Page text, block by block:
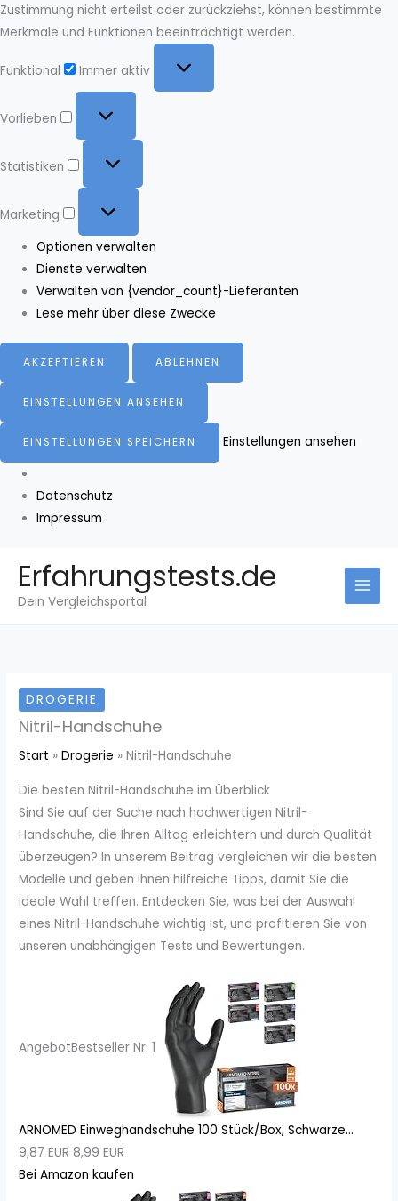
Zustimmung nicht erteilst oder zurückziehst, können bestimmte
Merkmale und Funktionen beeinträchtigt werden.
Funktional
Immer aktiv
Vorlieben
Statistiken
Marketing
Optionen verwalten
Dienste verwalten
Verwalten von {vendor_count}-Lieferanten
Lese mehr über diese Zwecke
AKZEPTIEREN ABLEHNEN
EINSTELLUNGEN ANSEHEN
EINSTELLUNGEN SPEICHERN Einstellungen ansehen
Datenschutz
Impressum
Inhalt
springen
Erfahrungstests.de
Dein Vergleichsportal
DROGERIE
Nitril-Handschuhe
Start Drogerie Nitril-Handschuhe
Die besten Nitril-Handschuhe im Überblick
Sind Sie auf der Suche nach hochwertigen Nitril-
Handschuhe, die Ihren Alltag erleichtern und durch Qualität
überzeugen? In unserem Beitrag vergleichen wir die besten
Modelle und geben Ihnen hilfreiche Tipps, damit Sie die
ideale Wahl treffen. Entdecken Sie, was bei der Auswahl
eines Nitril-Handschuhe wichtig ist, und profitieren Sie von
unseren unabhängigen Tests und Bewertungen.
AngebotBestseller Nr. 1
ARNOMED Einweghandschuhe 100 Stück/Box, Schwarze...
9,87 EUR 8,99 EUR
Bei Amazon kaufen